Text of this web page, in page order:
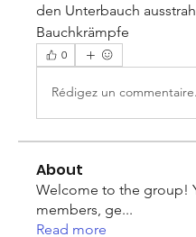
den Unterbauch
Bauchkrämpfe
0
Rédigez un
About
Welcome to the group!
members, ge...
Read more